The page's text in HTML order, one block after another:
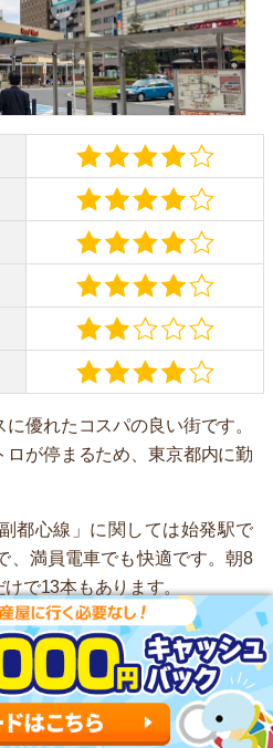
優れたコスパの良い街です。
が停まるため、東京都内に勤
都心線」に関しては始発駅で
、満員電車でも快適です。朝8
で13本もあります。
ー」「いなげや」などスーパー
いです。駅ビルには、約25店
和光」という商業施設がありま